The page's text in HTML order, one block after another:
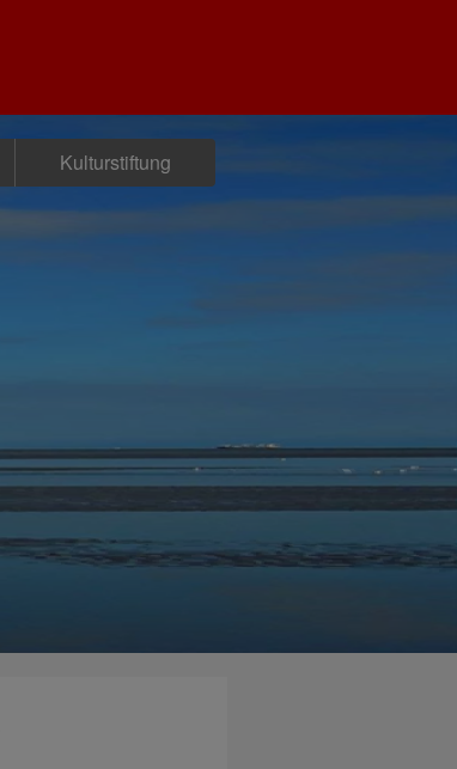
Kulturstiftung